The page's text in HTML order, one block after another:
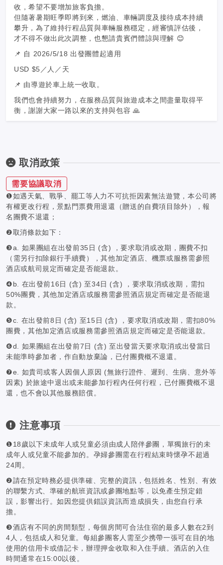
收，希望不要增加旅客負擔。
但隨著暑期旺季即將到來，燃油、車輛調度及接待成本持續
攀升，為了維持行程品質與車輛服務穩定，經審慎評估後，
才不得不做出此次調整，也懇請貴賓們體諒與理解 😊
📌 自 2026/5/18 出發團體起適用
USD $5／人／天
📌 由導遊於車上統一收取。
我們也會持續努力，在服務品質與旅遊成本之間盡量取得平
衡，謝謝大家一路以來的支持與包容 🙏
取消政策
需要協議取消
❶如遇天氣、戰爭、罷工等人力不可抗拒因素無法遊覽，本公司將
有權更改行程，景點門票費用退還（贈送的自費項目除外），報
名團費不退還；
❷取消條款如下：
❸a. 如果團組在出發前35日 (含) ，要求取消或改期，團費不扣
（需另行扣除銀行手續費），其他加定酒店、機票或服務需參照
酒店或航司規定而確定是否能退款。
❹b. 在出發前16日 (含) 至34日 (含) ，要求取消或改期，需扣
50%團費，其他加定酒店或服務需參照酒店規定而確定是否能退
款。
❺c. 在出發前8日 (含) 至15日 (含) ，要求取消或改期，需扣80%
團費，其他加定酒店或服務需參照酒店規定而確定是否能退款。
❻d. 如果團組在出發前7日 (含) 至出發當天要求取消或出發當日
未能準時參加者，作自動放棄論，已付團費概不退還。
❼e. 如貴司或客人因個人原因 (無旅行證件、遲到、生病、意外等
因素) 於旅途中退出或未能參加行程內任何行程，已付團費概不退
還，也不會以其他服務賠償。
注意事項
❶18歲以下未成年人或兒童必須由成人陪伴參團，單獨旅行的未
成年人或兒童不能參加的。孕婦參團需在行程結束時懷孕不超過
24周。
❷請在預定時務必提供準確、完整的資訊，包括姓名、性別、有效
的聯繫方式、準確的航班資訊或參團地點等，以免產生預定錯
誤，影響出行。如因您提供錯誤資訊而造成損失，由您自行承
擔。
❸酒店有不同的房間類型，每個房間可合法住宿的最多人數在2到
4人，包括成人和兒童。每組參團客人需至少携帶一張可在目的地
使用的信用卡或借記卡，辦理押金收取和入住手續。酒店的入住
時間通常在15:00以後。